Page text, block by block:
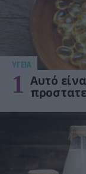
ΥΓΕΙΑ
1 Αυτό